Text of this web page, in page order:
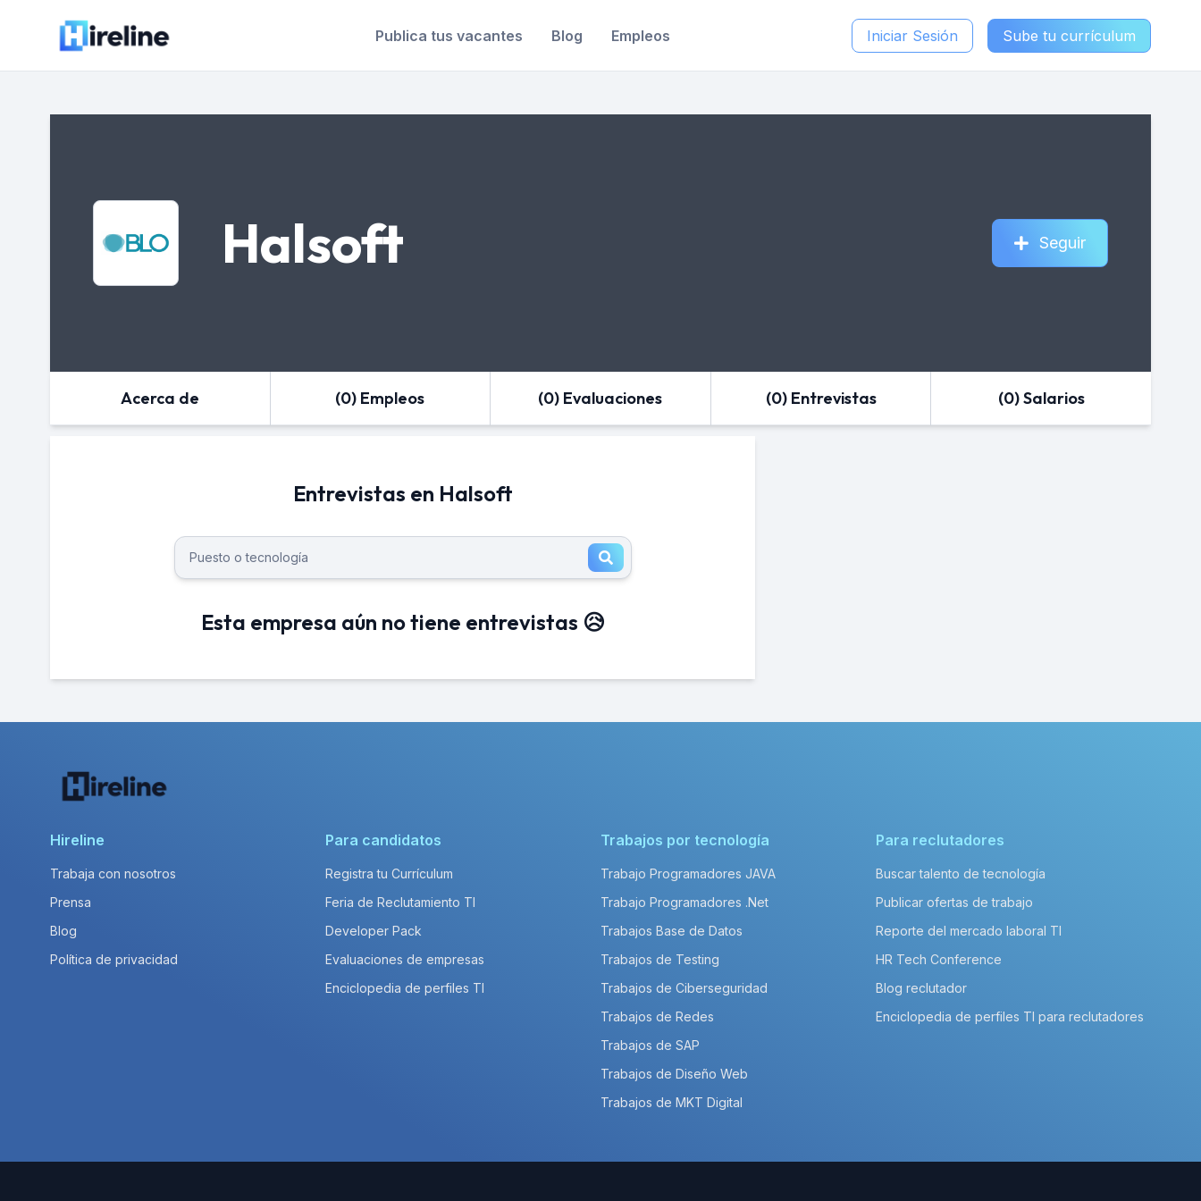
Publica tus vacantes Blog Empleos Iniciar Sesión Sube tu currículum
Halsoft Seguir
Acerca de (0) Empleos (0) Evaluaciones (0) Entrevistas (0) Salarios
Entrevistas en Halsoft
Esta empresa aún no tiene entrevistas 😥
Hireline
Trabaja con nosotros
Prensa
Blog
Política de privacidad
Para candidatos
Registra tu Currículum
Feria de Reclutamiento TI
Developer Pack
Evaluaciones de empresas
Enciclopedia de perfiles TI
Trabajos por tecnología
Trabajo Programadores JAVA
Trabajo Programadores .Net
Trabajos Base de Datos
Trabajos de Testing
Trabajos de Ciberseguridad
Trabajos de Redes
Trabajos de SAP
Trabajos de Diseño Web
Trabajos de MKT Digital
Para reclutadores
Buscar talento de tecnología
Publicar ofertas de trabajo
Reporte del mercado laboral TI
HR Tech Conference
Blog reclutador
Enciclopedia de perfiles TI para reclutadores